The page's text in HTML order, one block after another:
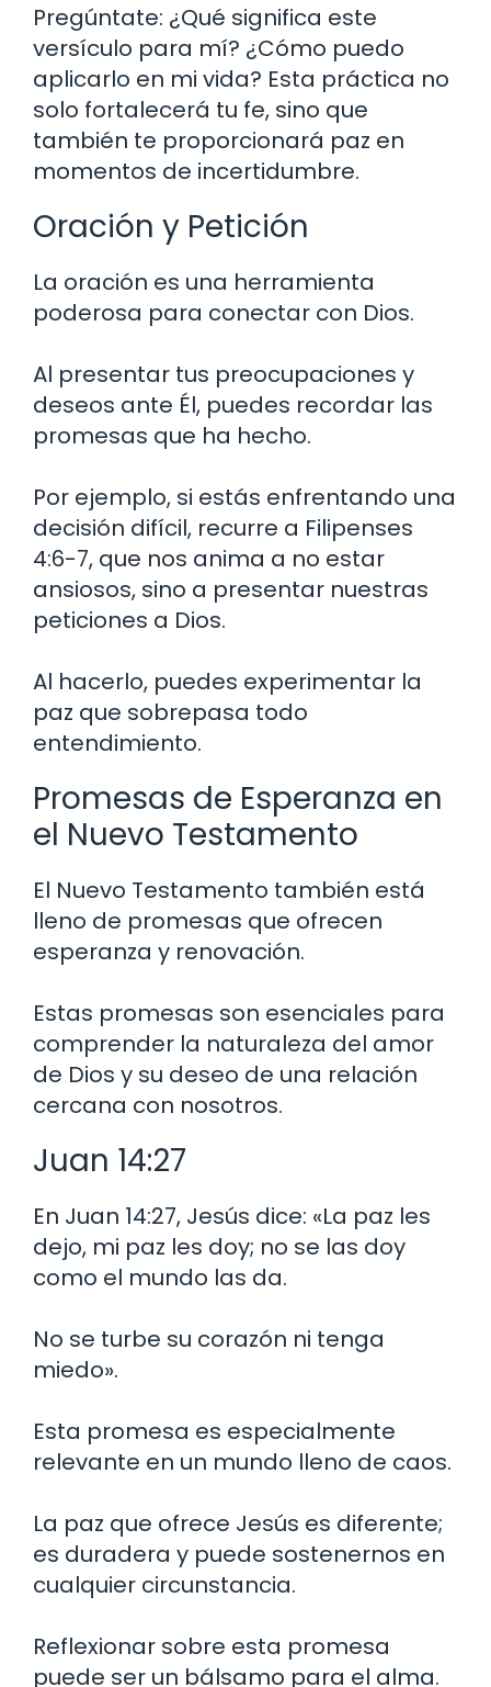
Pregúntate: ¿Qué significa este
versículo para mí? ¿Cómo puedo
aplicarlo en mi vida? Esta práctica no
solo fortalecerá tu fe, sino que
también te proporcionará paz en
momentos de incertidumbre.
Oración y Petición
La oración es una herramienta
poderosa para conectar con Dios.
Al presentar tus preocupaciones y
deseos ante Él, puedes recordar las
promesas que ha hecho.
Por ejemplo, si estás enfrentando una
decisión difícil, recurre a Filipenses
4:6-7, que nos anima a no estar
ansiosos, sino a presentar nuestras
peticiones a Dios.
Al hacerlo, puedes experimentar la
paz que sobrepasa todo
entendimiento.
Promesas de Esperanza en
el Nuevo Testamento
El Nuevo Testamento también está
lleno de promesas que ofrecen
esperanza y renovación.
Estas promesas son esenciales para
comprender la naturaleza del amor
de Dios y su deseo de una relación
cercana con nosotros.
Juan 14:27
En Juan 14:27, Jesús dice: «La paz les
dejo, mi paz les doy; no se las doy
como el mundo las da.
No se turbe su corazón ni tenga
miedo».
Esta promesa es especialmente
relevante en un mundo lleno de caos.
La paz que ofrece Jesús es diferente;
es duradera y puede sostenernos en
cualquier circunstancia.
Reflexionar sobre esta promesa
puede ser un bálsamo para el alma.